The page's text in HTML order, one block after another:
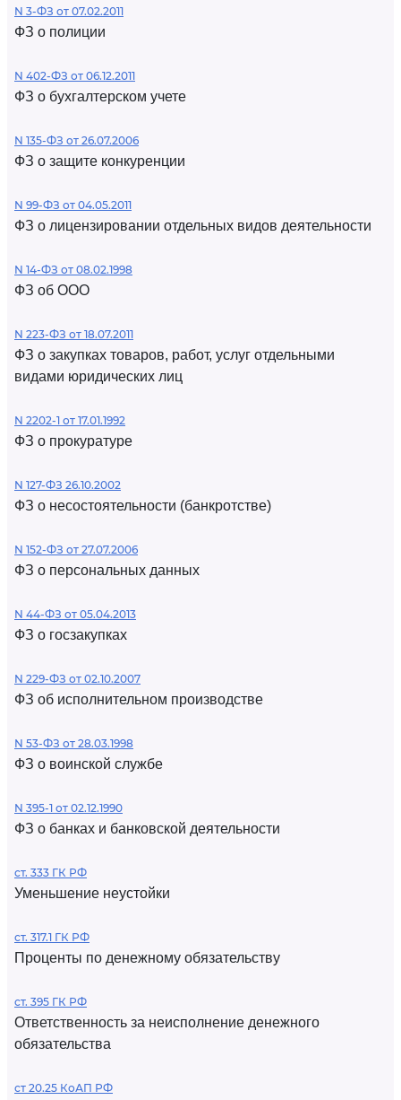
N 3-ФЗ от 07.02.2011
ФЗ о полиции
N 402-ФЗ от 06.12.2011
ФЗ о бухгалтерском учете
N 135-ФЗ от 26.07.2006
ФЗ о защите конкуренции
N 99-ФЗ от 04.05.2011
ФЗ о лицензировании отдельных видов деятельности
N 14-ФЗ от 08.02.1998
ФЗ об ООО
N 223-ФЗ от 18.07.2011
ФЗ о закупках товаров, работ, услуг отдельными
видами юридических лиц
N 2202-1 от 17.01.1992
ФЗ о прокуратуре
N 127-ФЗ 26.10.2002
ФЗ о несостоятельности (банкротстве)
N 152-ФЗ от 27.07.2006
ФЗ о персональных данных
N 44-ФЗ от 05.04.2013
ФЗ о госзакупках
N 229-ФЗ от 02.10.2007
ФЗ об исполнительном производстве
N 53-ФЗ от 28.03.1998
ФЗ о воинской службе
N 395-1 от 02.12.1990
ФЗ о банках и банковской деятельности
ст. 333 ГК РФ
Уменьшение неустойки
ст. 317.1 ГК РФ
Проценты по денежному обязательству
ст. 395 ГК РФ
Ответственность за неисполнение денежного
обязательства
ст 20.25 КоАП РФ